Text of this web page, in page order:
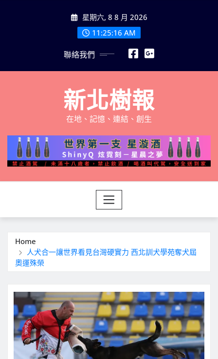
星期六, 8 8 月 2026
11:25:18 AM
聯絡我們
新北樹報
在地、記憶、連結、創生
Home
人犬合一讓世界看見台灣硬實力 西北訓犬學苑奪犬屆
奧運殊榮